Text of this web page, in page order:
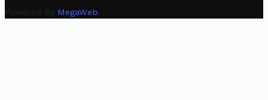
Powered By MegaWeb